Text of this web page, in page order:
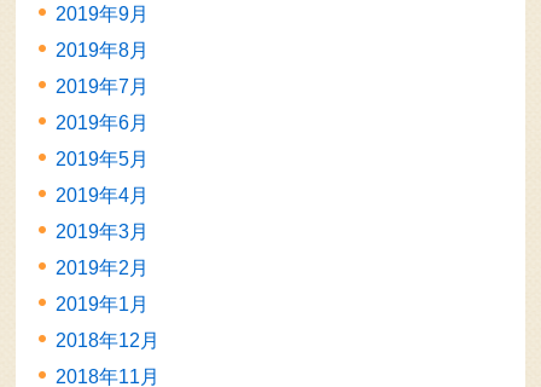
2019年9月
2019年8月
2019年7月
2019年6月
2019年5月
2019年4月
2019年3月
2019年2月
2019年1月
2018年12月
2018年11月